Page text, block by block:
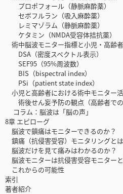
プロポフォール（静脈麻酔薬）
セボフルラン（吸入麻酔薬）
レミマゾラム（静脈麻酔薬）
ケタミン（NMDA受容体拮抗薬）
術中脳波モニター指標と小児・高齢
DSA（密度スペクトル表示）
SEF95（95%周波数）
BIS（bispectral index）
PSi（patient state index）
小児と高齢者における術中モニター
術後せん妄予防の観点（高齢者での
コラム：脳波は「脳の声」
8章 エピローグ
脳波で鎮痛はモニターできるのか？
鎮痛（抗侵害受容）モニタリングと
脳波だけを見て痛みはわかるのか？
脳波モニターは抗侵害受容モニター
これからの可能性
索引
著者紹介